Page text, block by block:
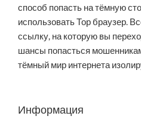
способ попасть на тёмную
использовать Тор браузер.
ссылку, на которую вы
шансы попасться
тёмный мир интернета
Информация